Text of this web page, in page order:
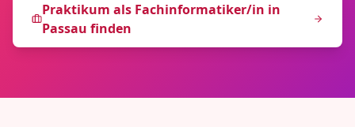
Praktikum als Fachinformatiker/in in
Passau finden